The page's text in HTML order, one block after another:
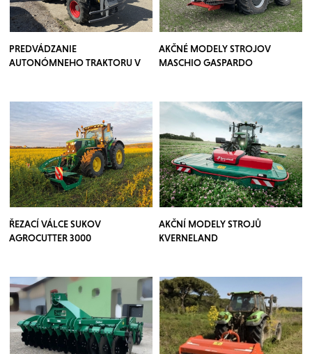
PREDVÁDZANIE
AUTONÓMNEHO TRAKTORU V
AKČNÉ MODELY STROJOV
MASCHIO GASPARDO
ŘEZACÍ VÁLCE SUKOV
AGROCUTTER 3000
AKČNÍ MODELY STROJŮ
KVERNELAND